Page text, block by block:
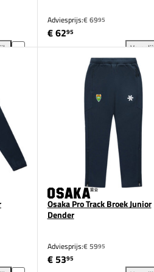
Training Jacket Dender toevoegen aan
Adviesprijs:€ 6995
€ 6295
Osaka Pro Track Broek Junior
Dender
Adviesprijs:€ 5995
€ 5395